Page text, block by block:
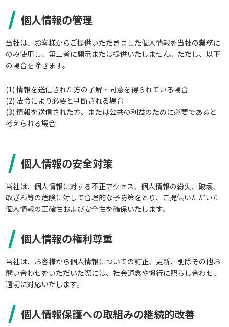
個人情報の管理
当社は、お客様からご提供いただきました個人情報を当社の業務に
のみ使用し、第三者に開示または提供いたしません。ただし、以下
の場合を除きます。
(1) 情報を送信された方の了解・同意を得られている場合
(2) 法令により必要と判断される場合
(3) 情報を送信された方、または公共の利益のために必要であると
考えられる場合
個人情報の安全対策
当社は、個人情報に対する不正アクセス、個人情報の紛失、破壊、
改ざん等の危険に対して合理的な予防策をとり、ご提供いただいた
個人情報の正確性および安全性を確保いたします。
個人情報の権利尊重
当社は、お客様から個人情報についての訂正、更新、削除その他お
問い合わせをいただいた際には、社会通念や慣行に照らし合わせ、
適切に対応いたします。
個人情報保護への取組みの継続的改善